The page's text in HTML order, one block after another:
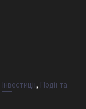
Інвестиції, Події та